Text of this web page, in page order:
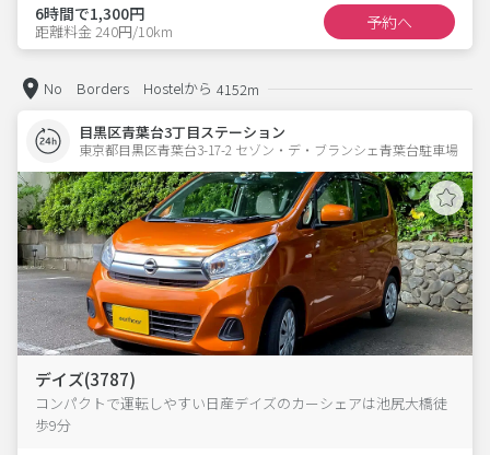
6時間で1,300円
距離料金 240円/10km 予約へ
No Borders Hostelから 4152m
目黒区青葉台3丁目ステーション
東京都目黒区青葉台3-17-2 セゾン・デ・ブランシェ青葉台駐車場
デイズ(3787)
コンパクトで運転しやすい日産デイズのカーシェアは池尻大橋徒
歩9分